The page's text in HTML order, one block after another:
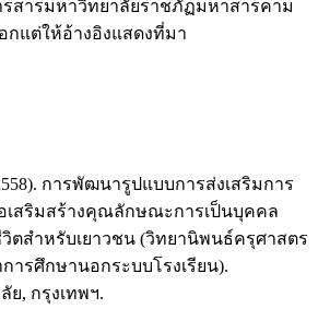
สารมหาวิทยาลัยราชภัฏมหาสารคาม
แต่ให้อ้างอิงแสดงที่มา
การพัฒนารูปแบบการส่งเสริมการ
เสริมสร้างคุณลักษณะการเป็นบุคคล
ตสำหรับเยาวชน (วิทยานิพนธ์ครุศาสตร
รศึกษานอกระบบโรงเรียน).
, กรุงเทพฯ.